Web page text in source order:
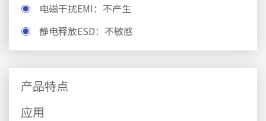
◉
电磁干扰EMI：不产生
◉
静电释放ESD：不敏感
产品特点
应用